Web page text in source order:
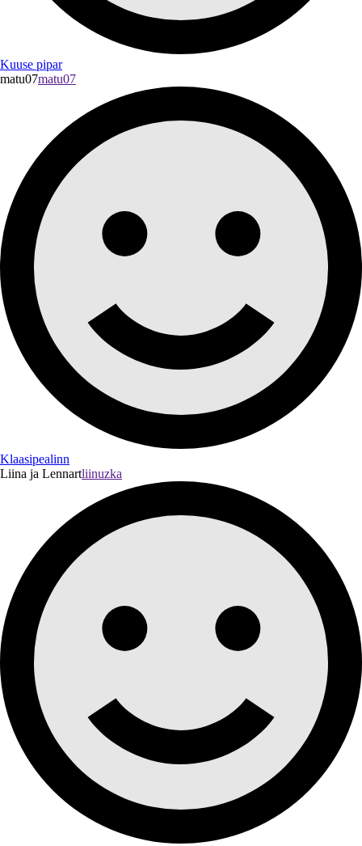
Kuuse pipar
matu07matu07
Klaasipealinn
Liina ja Lennartliinuzka